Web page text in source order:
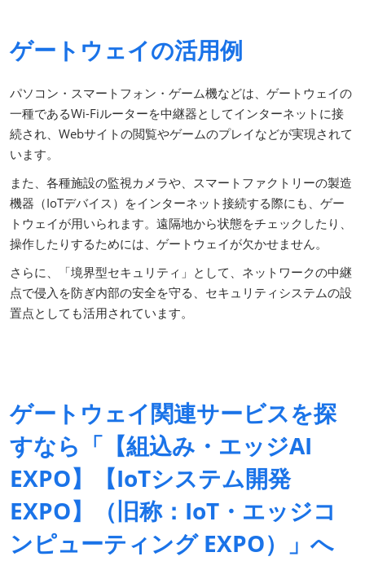
ゲートウェイの活用例
パソコン・スマートフォン・ゲーム機などは、ゲートウェイの
一種であるWi-Fiルーターを中継器としてインターネットに接
続され、Webサイトの閲覧やゲームのプレイなどが実現されて
います。
また、各種施設の監視カメラや、スマートファクトリーの製造
機器（IoTデバイス）をインターネット接続する際にも、ゲー
トウェイが用いられます。遠隔地から状態をチェックしたり、
操作したりするためには、ゲートウェイが欠かせません。
さらに、「境界型セキュリティ」として、ネットワークの中継
点で侵入を防ぎ内部の安全を守る、セキュリティシステムの設
置点としても活用されています。
ゲートウェイ関連サービスを探
すなら「【組込み・エッジAI
EXPO】【IoTシステム開発
EXPO】（旧称：IoT・エッジコ
ンピューティング EXPO）」へ